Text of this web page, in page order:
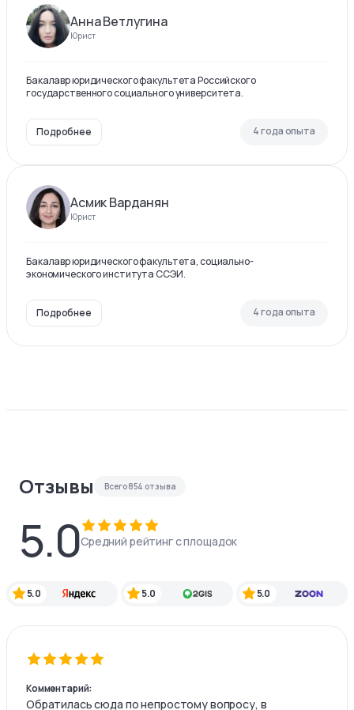
Анна Ветлугина
Юрист
Бакалавр юридического факультета Российского
государственного социального университета.
Подробнее 4 года опыта
Асмик Варданян
Юрист
Бакалавр юридического факультета, социально-
экономического института ССЭИ.
Подробнее 4 года опыта
Отзывы Всего854 отзыва
5.0Средний рейтинг с площадок
5.0 5.0 5.0
Комментарий:
Обратилась сюда по непростому вопросу, в